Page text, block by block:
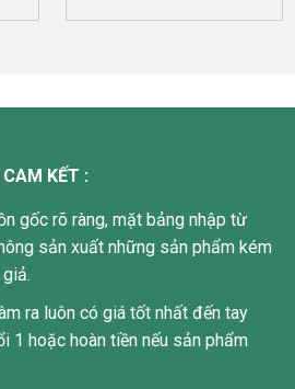
CAM KẾT :
gốc rõ ràng, mặt bảng nhập từ
sản xuất những sản phẩm kém
ra luôn có giá tốt nhất đến tay
1 hoặc hoàn tiền nếu sản phẩm